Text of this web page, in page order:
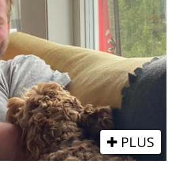
PLUS